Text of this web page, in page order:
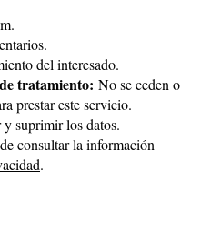
del interesado.
tratamiento: No se ceden o
prestar este servicio.
suprimir los datos.
consultar la información
.